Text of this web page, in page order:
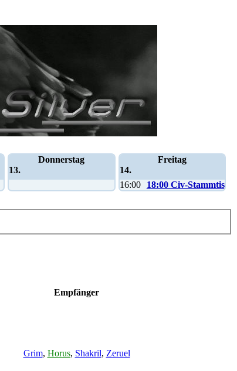
Donnerstag
13.
Freitag
14.
16:00
18:00 Civ-Stammtisch
Empfänger
Grim, Horus, Shakril, Zeruel